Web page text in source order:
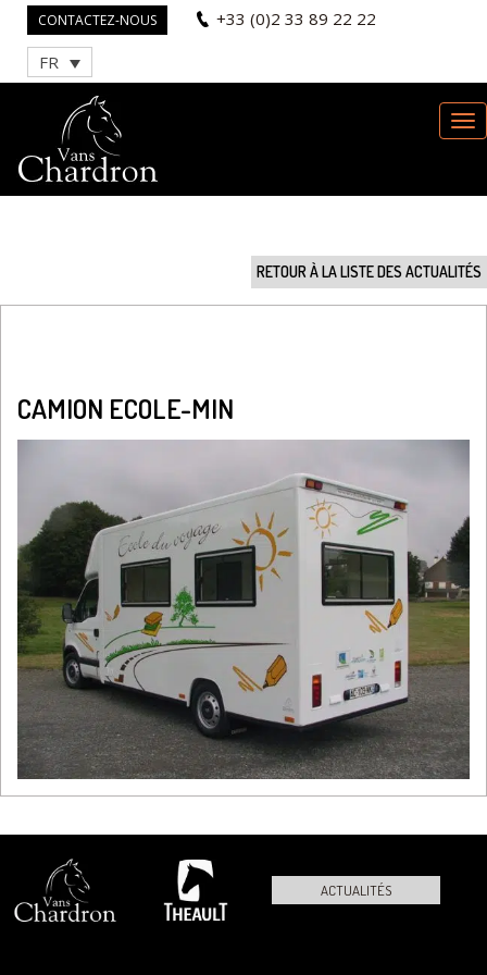
CONTACTEZ-NOUS +33 (0)2 33 89 22 22
FR
RETOUR À LA LISTE DES ACTUALITÉS
CAMION ECOLE-MIN
ACTUALITÉS